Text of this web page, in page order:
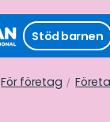
För företag
Stäng
stödmeny
Stöd barnen
Stöd
barnen